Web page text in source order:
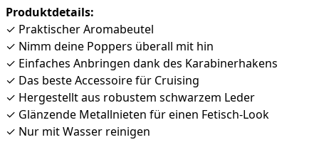
Produktdetails:
✓ Praktischer Aromabeutel
✓ Nimm deine Poppers überall mit hin
✓ Einfaches Anbringen dank des Karabinerhakens
✓ Das beste Accessoire für Cruising
✓ Hergestellt aus robustem schwarzem Leder
✓ Glänzende Metallnieten für einen Fetisch-Look
✓ Nur mit Wasser reinigen